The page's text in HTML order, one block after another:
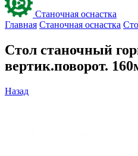
Станочная оснастка
Главная Станочная оснастка
Стол станочный
вертик.поворот.
Назад